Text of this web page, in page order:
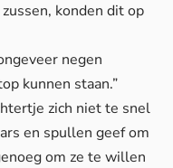
konden dit op
negen
kunnen staan.”
zich niet te snel
en spullen geef om
om ze te willen